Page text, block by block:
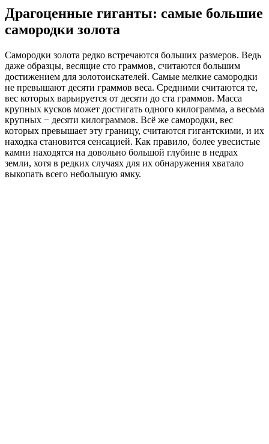
Драгоценные гиганты: самые большие
самородки золота
Самородки золота редко встречаются больших размеров. Ведь
даже образцы, весящие сто граммов, считаются большим
достижением для золотоискателей. Самые мелкие самородки
не превышают десяти граммов веса. Средними считаются те,
вес которых варьируется от десяти до ста граммов. Масса
крупных кусков может достигать одного килограмма, а весьма
крупных − десяти килограммов. Всё же самородки, вес
которых превышает эту границу, считаются гигантскими, и их
находка становится сенсацией. Как правило, более увесистые
камни находятся на довольно большой глубине в недрах
земли, хотя в редких случаях для их обнаружения хватало
выкопать всего небольшую ямку.